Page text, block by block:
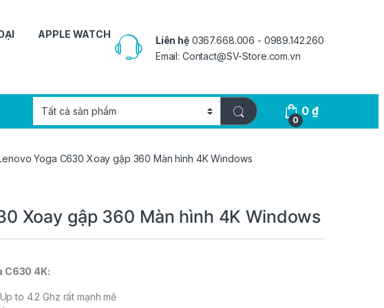
APPLE WATCH
Liên hệ0367.668.006 - 0989.142.260
Email: Contact@SV-Store.com.vn
0
0₫
Yoga C630 Xoay gập 360 Màn hình 4K Windows
Xoay gập 360 Màn hình 4K Windows
C630 4K:
to 4.2 Ghz rất mạnh mẽ